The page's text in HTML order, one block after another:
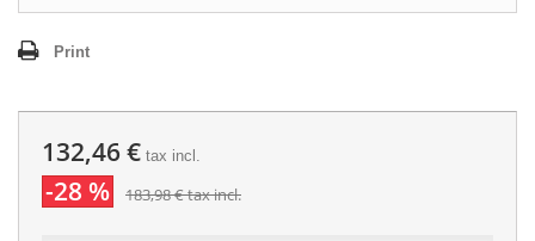
Print
132,46 € tax incl.
-28 % 183,98 €tax incl.